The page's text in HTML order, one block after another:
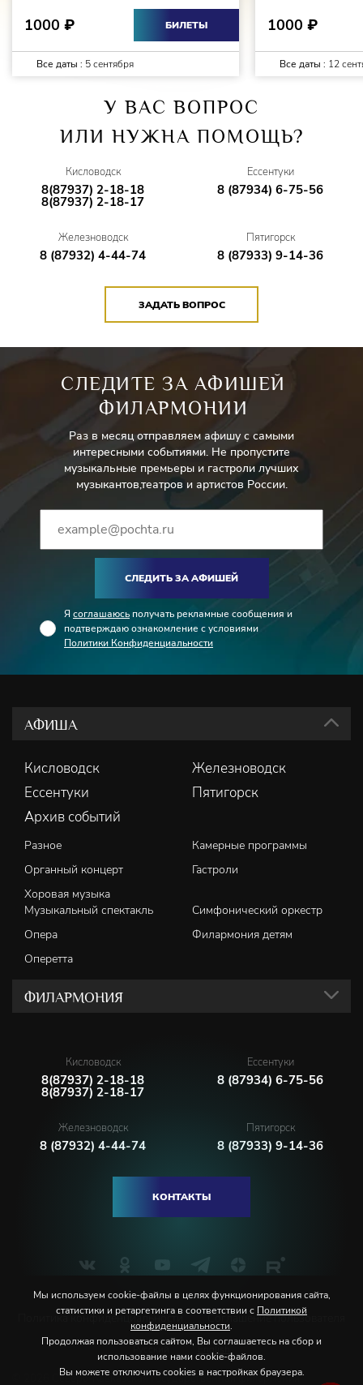
1000 ₽ БИЛЕТЫ
Все даты : 5 сентября
1000 ₽
Все даты : 12
У ВАС ВОПРОС
ИЛИ НУЖНА ПОМОЩЬ?
Кисловодск
8(87937) 2-18-18
8(87937) 2-18-17
Ессентуки
8 (87934) 6-75-56
Железноводск
8 (87932) 4-44-74
Пятигорск
8 (87933) 9-14-36
ЗАДАТЬ ВОПРОС
СЛЕДИТЕ ЗА АФИШЕЙ
ФИЛАРМОНИИ
Раз в месяц отправляем афишу с самыми
интересными событиями. Не пропустите
музыкальные премьеры и гастроли лучших
музыкантов,театров и артистов России.
СЛЕДИТЬ ЗА АФИШЕЙ
Я соглашаюсь получать рекламные сообщения и
подтверждаю ознакомление с условиями
Политики Конфиденциальности
АФИША
Кисловодск
Железноводск
Ессентуки
Пятигорск
Архив событий
Разное
Камерные программы
Органный концерт
Гастроли
Хоровая музыка
Музыкальный спектакль
Симфонический оркестр
Опера
Филармония детям
Оперетта
ФИЛАРМОНИЯ
Кисловодск
8(87937) 2-18-18
8(87937) 2-18-17
Ессентуки
8 (87934) 6-75-56
Железноводск
8 (87932) 4-44-74
Пятигорск
8 (87933) 9-14-36
КОНТАКТЫ
Политика конфиденциальности Соглашение пользователя
© 2026 Северо-Кавказская государственная филармония
Мы используем cookie-файлы в целях функционирования сайта,
статистики и ретаргетинга в соответствии с Политикой
конфиденциальности.
Продолжая пользоваться сайтом, Вы соглашаетесь на сбор и
использование нами cookie-файлов.
Вы можете отключить cookies в настройках браузера.